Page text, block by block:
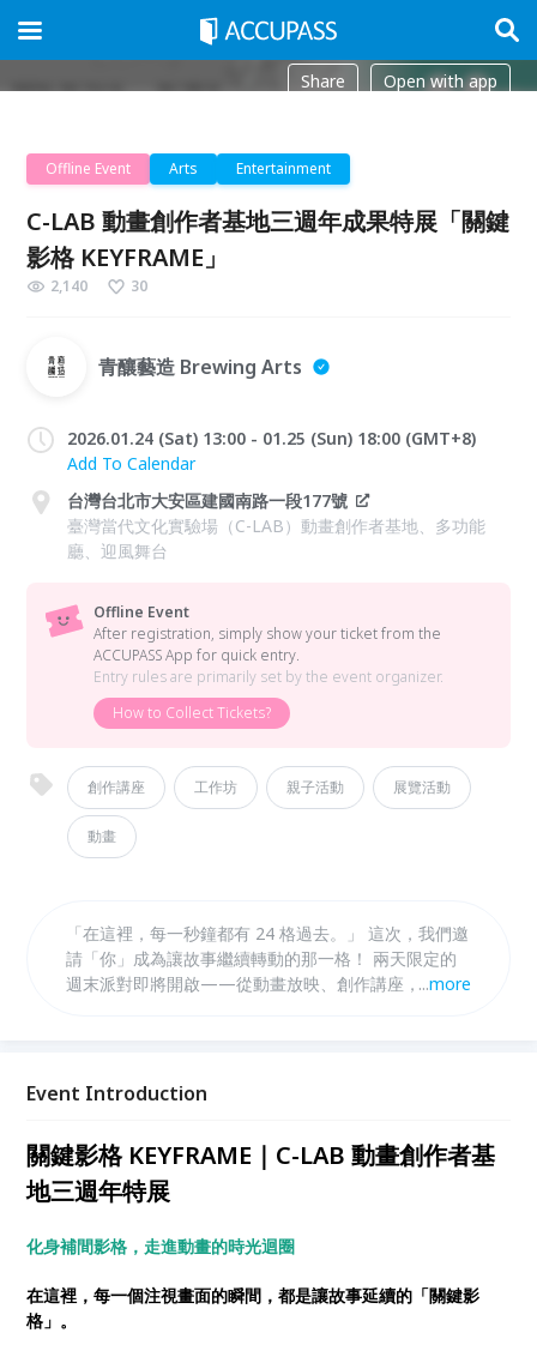
Share Open with app
Offline Event Arts Entertainment
C-LAB 動畫創作者基地三週年成果特展「關鍵
影格 KEYFRAME」
2,140 30
青釀藝造 Brewing Arts
2026.01.24 (Sat) 13:00 - 01.25 (Sun) 18:00 (GMT+8)
Add To Calendar
台灣台北市大安區建國南路一段177號
臺灣當代文化實驗場（C-LAB）動畫創作者基地、多功能
廳、迎風舞台
Offline Event
After registration, simply show your ticket from the
ACCUPASS App for quick entry.
Entry rules are primarily set by the event organizer.
How to Collect Tickets?
創作講座 工作坊 親子活動 展覽活動
動畫
「在這裡，每一秒鐘都有 24 格過去。」 這次，我們邀
請「你」成為讓故事繼續轉動的那一格！ 兩天限定的
週末派對即將開啟——從動畫放映、創作講座，到親
...more
Event Introduction
關鍵影格 KEYFRAME｜C-LAB 動畫創作者基
地三週年特展
化身補間影格，走進動畫的時光迴圈
在這裡，每一個注視畫面的瞬間，都是讓故事延續的「關鍵影
格」。